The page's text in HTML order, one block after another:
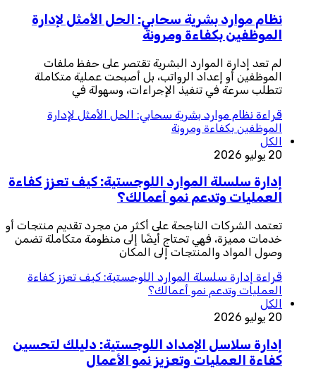
نظام موارد بشرية سحابي: الحل الأمثل لإدارة
الموظفين بكفاءة ومرونة
لم تعد إدارة الموارد البشرية تقتصر على حفظ ملفات
الموظفين أو إعداد الرواتب، بل أصبحت عملية متكاملة
تتطلب سرعة في تنفيذ الإجراءات، وسهولة في
قراءة نظام موارد بشرية سحابي: الحل الأمثل لإدارة
الموظفين بكفاءة ومرونة
الكل
20 يوليو 2026
إدارة سلسلة الموارد اللوجستية: كيف تعزز كفاءة
العمليات وتدعم نمو أعمالك؟
تعتمد الشركات الناجحة على أكثر من مجرد تقديم منتجات أو
خدمات مميزة، فهي تحتاج أيضًا إلى منظومة متكاملة تضمن
وصول المواد والمنتجات إلى المكان
قراءة إدارة سلسلة الموارد اللوجستية: كيف تعزز كفاءة
العمليات وتدعم نمو أعمالك؟
الكل
20 يوليو 2026
إدارة سلاسل الإمداد اللوجستية: دليلك لتحسين
كفاءة العمليات وتعزيز نمو الأعمال